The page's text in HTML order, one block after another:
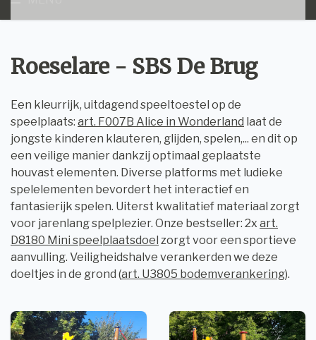
Roeselare - SBS De Brug
Een kleurrijk, uitdagend speeltoestel op de
speelplaats: art. F007B Alice in Wonderland laat de
jongste kinderen klauteren, glijden, spelen,... en dit op
een veilige manier dankzij optimaal geplaatste
houvast elementen. Diverse platforms met ludieke
spelelementen bevordert het interactief en
fantasierijk spelen. Uiterst kwalitatief materiaal zorgt
voor jarenlang spelplezier. Onze bestseller: 2x art.
D8180 Mini speelplaatsdoel zorgt voor een sportieve
aanvulling. Veiligheidshalve verankerden we deze
doeltjes in de grond (art. U3805 bodemverankering).